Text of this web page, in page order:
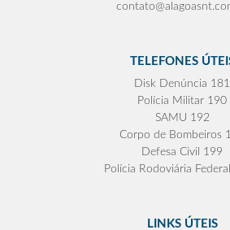
TELEFONES
Disk Denúncia 181
Polícia Militar 190
SAMU 192
Corpo de Bombeiros
Defesa Civil 199
Polícia Rodoviária
LINKS ÚTEIS